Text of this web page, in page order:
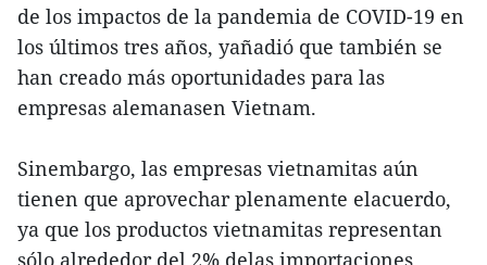
de los impactos de la pandemia de COVID-19 en
los últimos tres años, yañadió que también se
han creado más oportunidades para las
empresas alemanasen Vietnam.
Sinembargo, las empresas vietnamitas aún
tienen que aprovechar plenamente elacuerdo,
ya que los productos vietnamitas representan
sólo alrededor del 2% delas importaciones